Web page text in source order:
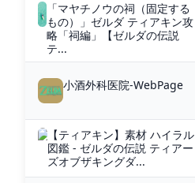
「マヤチノウの祠（固定する
もの）」ゼルダ ティアキン攻
略「祠編」【ゼルダの伝説
テ...
小酒外科医院-WebPage
【ティアキン】素材 ハイラル
図鑑 - ゼルダの伝説 ティアー
ズオブザキングダ...